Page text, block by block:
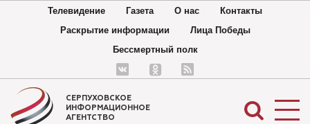
Телевидение Газета О нас
Контакты
Раскрытие информации
Лица Победы
Бессмертный полк
СЕРПУХОВСКОЕ
ИНФОРМАЦИОННОЕ
АГЕНТСТВО